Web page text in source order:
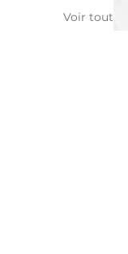
Voir tout